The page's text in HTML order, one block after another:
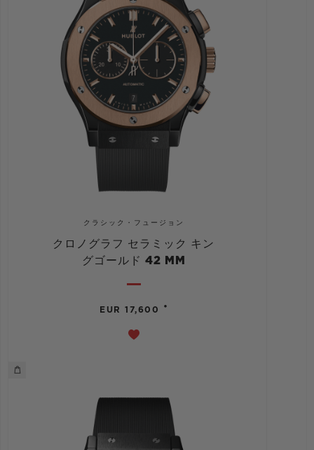
クラシック・フュージョン
クロノグラフ セラミック キン
グゴールド 42 MM
EUR 17,600 •